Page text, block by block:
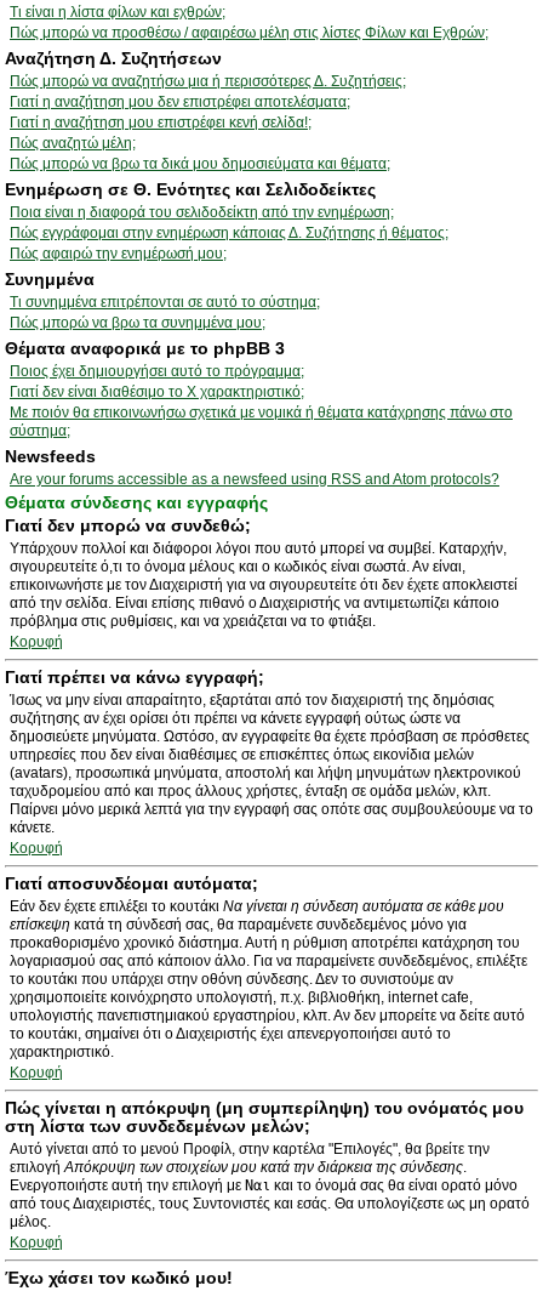
Τι είναι η λίστα φίλων και εχθρών;
Πώς μπορώ να προσθέσω / αφαιρέσω μέλη στις λίστες Φίλων και Εχθρών;
Αναζήτηση Δ. Συζητήσεων
Πώς μπορώ να αναζητήσω μια ή περισσότερες Δ. Συζητήσεις;
Γιατί η αναζήτηση μου δεν επιστρέφει αποτελέσματα;
Γιατί η αναζήτηση μου επιστρέφει κενή σελίδα!;
Πώς αναζητώ μέλη;
Πώς μπορώ να βρω τα δικά μου δημοσιεύματα και θέματα;
Ενημέρωση σε Θ. Ενότητες και Σελιδοδείκτες
Ποια είναι η διαφορά του σελιδοδείκτη από την ενημέρωση;
Πώς εγγράφομαι στην ενημέρωση κάποιας Δ. Συζήτησης ή θέματος;
Πώς αφαιρώ την ενημέρωσή μου;
Συνημμένα
Τι συνημμένα επιτρέπονται σε αυτό το σύστημα;
Πώς μπορώ να βρω τα συνημμένα μου;
Θέματα αναφορικά με το phpBB 3
Ποιος έχει δημιουργήσει αυτό το πρόγραμμα;
Γιατί δεν είναι διαθέσιμο το Χ χαρακτηριστικό;
Με ποιόν θα επικοινωνήσω σχετικά με νομικά ή θέματα κατάχρησης πάνω στο
σύστημα;
Newsfeeds
Are your forums accessible as a newsfeed using RSS and Atom protocols?
Θέματα σύνδεσης και εγγραφής
Γιατί δεν μπορώ να συνδεθώ;
Υπάρχουν πολλοί και διάφοροι λόγοι που αυτό μπορεί να συμβεί. Καταρχήν,
σιγουρευτείτε ό,τι το όνομα μέλους και ο κωδικός είναι σωστά. Αν είναι,
επικοινωνήστε με τον Διαχειριστή για να σιγουρευτείτε ότι δεν έχετε αποκλειστεί
από την σελίδα. Είναι επίσης πιθανό ο Διαχειριστής να αντιμετωπίζει κάποιο
πρόβλημα στις ρυθμίσεις, και να χρειάζεται να το φτιάξει.
Κορυφή
Γιατί πρέπει να κάνω εγγραφή;
Ίσως να μην είναι απαραίτητο, εξαρτάται από τον διαχειριστή της δημόσιας
συζήτησης αν έχει ορίσει ότι πρέπει να κάνετε εγγραφή ούτως ώστε να
δημοσιεύετε μηνύματα. Ωστόσο, αν εγγραφείτε θα έχετε πρόσβαση σε πρόσθετες
υπηρεσίες που δεν είναι διαθέσιμες σε επισκέπτες όπως εικονίδια μελών
(avatars), προσωπικά μηνύματα, αποστολή και λήψη μηνυμάτων ηλεκτρονικού
ταχυδρομείου από και προς άλλους χρήστες, ένταξη σε ομάδα μελών, κλπ.
Παίρνει μόνο μερικά λεπτά για την εγγραφή σας οπότε σας συμβουλεύουμε να το
κάνετε.
Κορυφή
Γιατί αποσυνδέομαι αυτόματα;
Εάν δεν έχετε επιλέξει το κουτάκι Να γίνεται η σύνδεση αυτόματα σε κάθε μου
επίσκεψη κατά τη σύνδεσή σας, θα παραμένετε συνδεδεμένος μόνο για
προκαθορισμένο χρονικό διάστημα. Αυτή η ρύθμιση αποτρέπει κατάχρηση του
λογαριασμού σας από κάποιον άλλο. Για να παραμείνετε συνδεδεμένος, επιλέξτε
το κουτάκι που υπάρχει στην οθόνη σύνδεσης. Δεν το συνιστούμε αν
χρησιμοποιείτε κοινόχρηστο υπολογιστή, π.χ. βιβλιοθήκη, internet cafe,
υπολογιστής πανεπιστημιακού εργαστηρίου, κλπ. Αν δεν μπορείτε να δείτε αυτό
το κουτάκι, σημαίνει ότι ο Διαχειριστής έχει απενεργοποιήσει αυτό το
χαρακτηριστικό.
Κορυφή
Πώς γίνεται η απόκρυψη (μη συμπερίληψη) του ονόματός μου
στη λίστα των συνδεδεμένων μελών;
Αυτό γίνεται από το μενού Προφίλ, στην καρτέλα "Επιλογές", θα βρείτε την
επιλογήΑπόκρυψη των στοιχείων μου κατά την διάρκεια της σύνδεσης.
Ενεργοποιήστε αυτή την επιλογή με Ναι και το όνομά σας θα είναι ορατό μόνο
από τους Διαχειριστές, τους Συντονιστές και εσάς. Θα υπολογίζεστε ως μη ορατό
μέλος.
Κορυφή
Έχω χάσει τον κωδικό μου!